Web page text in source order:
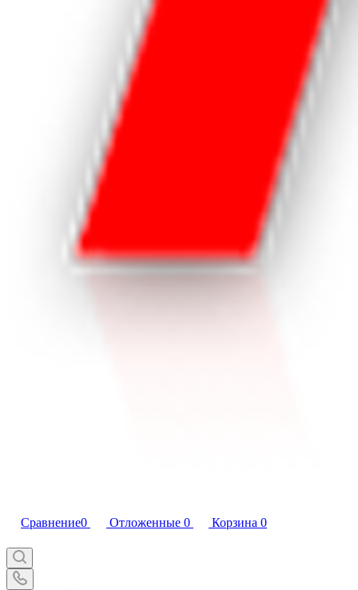
Сравнение0 Отложенные 0 Корзина 0